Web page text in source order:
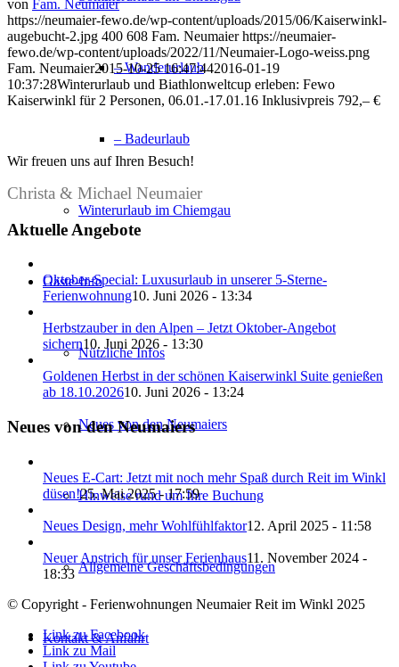
– Wanderurlaub
– Badeurlaub
Winterurlaub im Chiemgau
Gäste-Info
Nützliche Infos
Neues von den Neumaiers
Hinweise rund um Ihre Buchung
Allgemeine Geschäftsbedingungen
Kontakt & Anfahrt
von Fam. Neumaier
https://neumaier-fewo.de/wp-content/uploads/2015/06/Kaiserwinkl-
augebucht-2.jpg 400 608 Fam. Neumaier https://neumaier-
fewo.de/wp-content/uploads/2022/11/Neumaier-Logo-weiss.png
Fam. Neumaier2015-10-25 16:47:442016-01-19
10:37:28Winterurlaub und Biathlonweltcup erleben: Fewo
Kaiserwinkl für 2 Personen, 06.01.-17.01.16 Inklusivpreis 792,– €
Wir freuen uns auf Ihren Besuch!
Christa & Michael Neumaier
Aktuelle Angebote
Oktober-Special: Luxusurlaub in unserer 5-Sterne-
Ferienwohnung10. Juni 2026 - 13:34
Herbstzauber in den Alpen – Jetzt Oktober-Angebot
sichern10. Juni 2026 - 13:30
Goldenen Herbst in der schönen Kaiserwinkl Suite genießen
ab 18.10.202610. Juni 2026 - 13:24
Neues von den Neumaiers
Neues E-Cart: Jetzt mit noch mehr Spaß durch Reit im Winkl
düsen!25. Mai 2025 - 17:59
Neues Design, mehr Wohlfühlfaktor12. April 2025 - 11:58
Neuer Anstrich für unser Ferienhaus11. November 2024 -
18:33
© Copyright - Ferienwohnungen Neumaier Reit im Winkl 2025
Link zu Facebook
Link zu Mail